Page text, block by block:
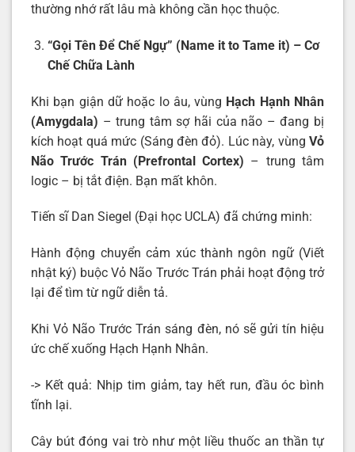
thường nhớ rất lâu mà không cần học thuộc.
“Gọi Tên Để Chế Ngự” (Name it to Tame it) – Cơ
Chế Chữa Lành
Khi bạn giận dữ hoặc lo âu, vùng Hạch Hạnh Nhân
(Amygdala) – trung tâm sợ hãi của não – đang bị
kích hoạt quá mức (Sáng đèn đỏ). Lúc này, vùng Vỏ
Não Trước Trán (Prefrontal Cortex) – trung tâm
logic – bị tắt điện. Bạn mất khôn.
Tiến sĩ Dan Siegel (Đại học UCLA) đã chứng minh:
Hành động chuyển cảm xúc thành ngôn ngữ (Viết
nhật ký) buộc Vỏ Não Trước Trán phải hoạt động trở
lại để tìm từ ngữ diễn tả.
Khi Vỏ Não Trước Trán sáng đèn, nó sẽ gửi tín hiệu
ức chế xuống Hạch Hạnh Nhân.
-> Kết quả: Nhịp tim giảm, tay hết run, đầu óc bình
tĩnh lại.
Cây bút đóng vai trò như một liều thuốc an thần tự